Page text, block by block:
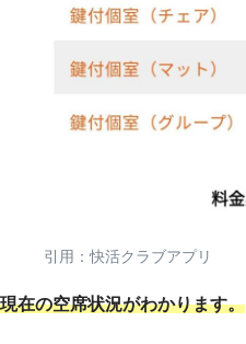
引用：快活クラブアプリ
現在の空席状況がわかります。